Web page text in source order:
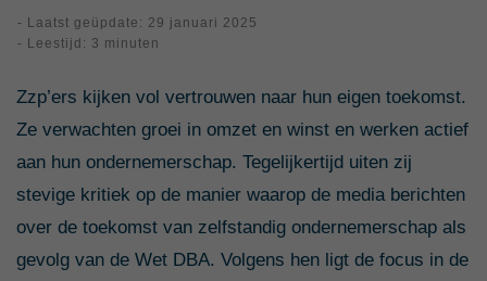
- Laatst geüpdate: 29 januari 2025
- Leestijd: 3 minuten
Zzp’ers kijken vol vertrouwen naar hun eigen toekomst.
Ze verwachten groei in omzet en winst en werken actief
aan hun ondernemerschap. Tegelijkertijd uiten zij
stevige kritiek op de manier waarop de media berichten
over de toekomst van zelfstandig ondernemerschap als
gevolg van de Wet DBA. Volgens hen ligt de focus in de